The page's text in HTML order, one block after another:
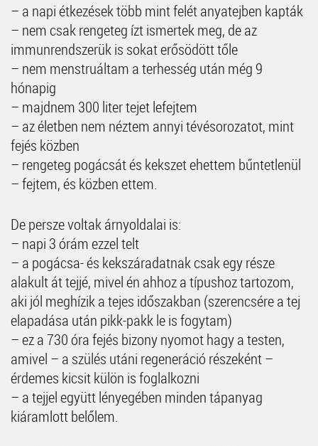
– a napi étkezések több mint felét anyatejben kapták
– nem csak rengeteg ízt ismertek meg, de az
immunrendszerük is sokat erősödött tőle
– nem menstruáltam a terhesség után még 9
hónapig
– majdnem 300 liter tejet lefejtem
– az életben nem néztem annyi tévésorozatot, mint
fejés közben
– rengeteg pogácsát és kekszet ehettem bűntetlenül
– fejtem, és közben ettem.
De persze voltak árnyoldalai is:
– napi 3 órám ezzel telt
– a pogácsa- és kekszáradatnak csak egy része
alakult át tejjé, mivel én ahhoz a típushoz tartozom,
aki jól meghízik a tejes időszakban (szerencsére a tej
elapadása után pikk-pakk le is fogytam)
– ez a 730 óra fejés bizony nyomot hagy a testen,
amivel – a szülés utáni regeneráció részeként –
érdemes kicsit külön is foglalkozni
– a tejjel együtt lényegében minden tápanyag
kiáramlott belőlem.